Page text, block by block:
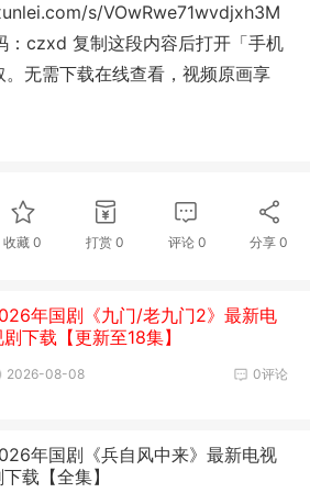
s/VOwRwe71wvdjxh3M
：czxd 复制这段内容后打开「手机
无需下载在线查看，视频原画享
收藏0 打赏 0 评论 0 分享0
年国剧《九门/老九门2》最新电
剧下载【更新至18集】
0评论
2026-08-08
年国剧《兵自风中来》最新电视
下载【全集】